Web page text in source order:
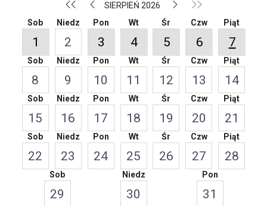
SIERPIEŃ 2026
Sob
1
Niedz
2
Pon
3
Wt
4
Śr
5
Czw
6
Piąt
7
Sob
8
Niedz
9
Pon
10
Wt
11
Śr
12
Czw
13
Piąt
14
Sob
15
Niedz
16
Pon
17
Wt
18
Śr
19
Czw
20
Piąt
21
Sob
22
Niedz
23
Pon
24
Wt
25
Śr
26
Czw
27
Piąt
28
Sob
29
Niedz
30
Pon
31